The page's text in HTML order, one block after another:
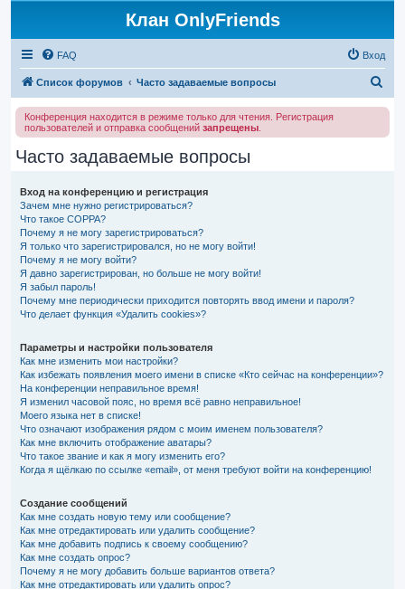
Клан OnlyFriends
FAQ Вход
Список форумов Часто задаваемые вопросы
Конференция находится в режиме только для чтения. Регистрация
пользователей и отправка сообщений запрещены
Часто задаваемые вопросы
Вход на конференцию и регистрация
Зачем мне нужно регистрироваться?
Что такое COPPA?
Почему я не могу зарегистрироваться?
Я только что зарегистрировался, но не могу войти!
Почему я не могу войти?
Я давно зарегистрирован, но больше не могу войти!
Я забыл пароль!
Почему мне периодически приходится повторять ввод имени и пароля?
Что делает функция «Удалить cookies»?
Параметры и настройки пользователя
Как мне изменить мои настройки?
Как избежать появления моего имени в списке «Кто сейчас на конференции»?
На конференции неправильное время!
Я изменил часовой пояс, но время всё равно неправильное!
Моего языка нет в списке!
Что означают изображения рядом с моим именем пользователя?
Как мне включить отображение аватары?
Что такое звание и как я могу изменить его?
Когда я щёлкаю по ссылке «email», от меня требуют войти на конференцию!
Создание сообщений
Как мне создать новую тему или сообщение?
Как мне отредактировать или удалить сообщение?
Как мне добавить подпись к своему сообщению?
Как мне создать опрос?
Почему я не могу добавить больше вариантов ответа?
Как мне отредактировать или удалить опрос?